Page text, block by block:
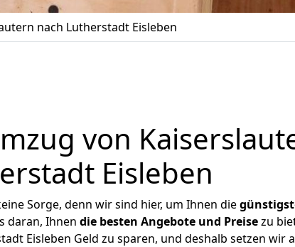
nach Lutherstadt Eisleben
von
Eisleben
Sorge, denn wir sind hier, um Ihnen die
daran, Ihnen die besten Angebote und Preisezu
Eisleben Geld zu sparen, und deshalb setzen wir